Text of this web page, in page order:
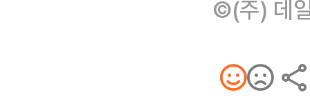
©(주) 데